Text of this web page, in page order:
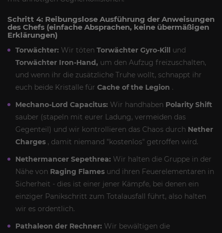
Schritt 4: Reibungslose Ausführung der Anweisungen
des Chefs (einfache Absprachen, keine übermäßigen
Erklärungen)
Torwächter: Wir töten Torwächter Gyro-Kill und
Torwächter Iron-Hand, um den Aufzug freizuschalten,
und wenn ihr die zusätzliche Truhe wollt, schnappt ihr
euch beide Kristalle für Cache of the Legion .
Mechano-Lord Capacitus: Wir handhaben Polarity Shift
sauber (stapeln mit eurer Ladung, vermeiden das
Gegenteil) und wir kontrollieren das Chaos durch Nether
Charges , damit niemand "kostenlos" getroffen wird.
Nethermancer Sepethrea: Wir halten die Gruppe in der
Nähe von Raging Flames und ihren Feuerelementaren in
Sicherheit - dies ist einer jener Kämpfe, bei denen ein
einziger Panikschritt zum Totalausfall führt, also halten
wir es ordentlich.
Pathaleon der Rechner: Wir bewältigen die